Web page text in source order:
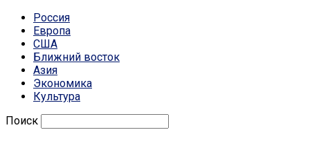
Россия
Европа
США
Ближний восток
Азия
Экономика
Культура
Поиск